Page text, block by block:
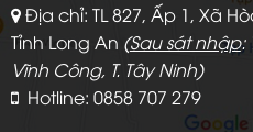
Địa chỉ: TL 827, Ấp 1, Xã
Tỉnh Long An (Sau sát nhập:
Vĩnh Công, T. Tây Ninh)
Hotline: 0858 707 279